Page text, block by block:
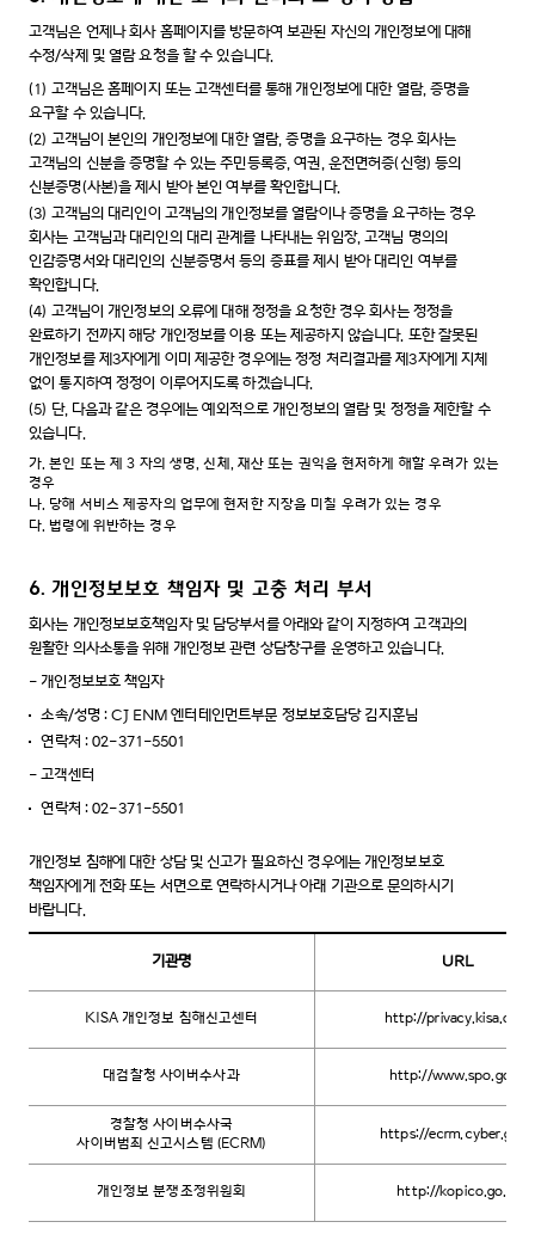
고객님은 언제나 회사 홈페이지를 방문하여 보관된 자신의 개인정보에 대해
수정/삭제 및 열람 요청을 할 수 있습니다.
(1) 고객님은 홈페이지 또는 고객센터를 통해 개인정보에 대한 열람, 증명을
요구할 수 있습니다.
(2) 고객님이 본인의 개인정보에 대한 열람, 증명을 요구하는 경우 회사는
고객님의 신분을 증명할 수 있는 주민등록증, 여권, 운전면허증(신형) 등의
신분증명(사본)을 제시 받아 본인 여부를 확인합니다.
(3) 고객님의 대리인이 고객님의 개인정보를 열람이나 증명을 요구하는 경우
회사는 고객님과 대리인의 대리 관계를 나타내는 위임장, 고객님 명의의
인감증명서와 대리인의 신분증명서 등의 증표를 제시 받아 대리인 여부를
확인합니다.
(4) 고객님이 개인정보의 오류에 대해 정정을 요청한 경우 회사는 정정을
완료하기 전까지 해당 개인정보를 이용 또는 제공하지 않습니다. 또한 잘못된
개인정보를 제3자에게 이미 제공한 경우에는 정정 처리결과를 제3자에게 지체
없이 통지하여 정정이 이루어지도록 하겠습니다.
(5) 단, 다음과 같은 경우에는 예외적으로 개인정보의 열람 및 정정을 제한할 수
있습니다.
가. 본인 또는 제 3 자의 생명, 신체, 재산 또는 권익을 현저하게 해할 우려가 있는
경우
나. 당해 서비스 제공자의 업무에 현저한 지장을 미칠 우려가 있는 경우
다. 법령에 위반하는 경우
6. 개인정보보호 책임자 및 고충 처리 부서
회사는 개인정보보호책임자 및 담당부서를 아래와 같이 지정하여 고객과의
원활한 의사소통을 위해 개인정보 관련 상담창구를 운영하고 있습니다.
- 개인정보보호 책임자
소속/성명 : CJ ENM 엔터테인먼트부문 정보보호담당 김지훈님
연락처 : 02-371-5501
-고객센터
연락처 : 02-371-5501
개인정보 침해에 대한 상담 및 신고가 필요하신 경우에는 개인정보보호
책임자에게 전화 또는 서면으로 연락하시거나 아래 기관으로 문의하시기
바랍니다.
기관명 URL
KISA 개인정보 침해신고센터 http://privacy.kisa.or.kr
대검찰청 사이버수사과 http://www.spo.go.kr
경찰청 사이버수사국
사이버범죄 신고시스템 (ECRM)
https://ecrm.cyber.go.kr
개인정보 분쟁조정위원회 http://kopico.go.kr